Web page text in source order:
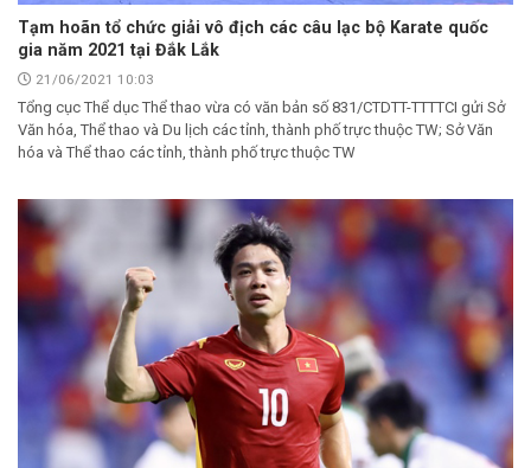
Tạm hoãn tổ chức giải vô địch các câu lạc bộ Karate quốc
gia năm 2021 tại Đắk Lắk
21/06/2021 10:03
Tổng cục Thể dục Thể thao vừa có văn bản số 831/CTDTT-TTTTCI gửi Sở
Văn hóa, Thể thao và Du lịch các tỉnh, thành phố trực thuộc TW; Sở Văn
hóa và Thể thao các tỉnh, thành phố trực thuộc TW